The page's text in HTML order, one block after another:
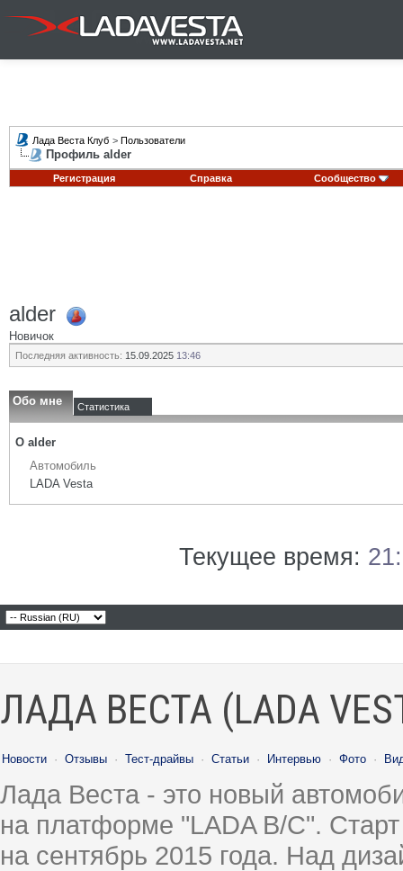
Лада Веста Клуб > Пользователи
Профиль alder
Регистрация Справка Сообщество
alder
Новичок
Последняя активность: 15.09.2025 13:46
Обо мне Статистика
О alder
Автомобиль
LADA Vesta
Текущее время:
ЛАДА ВЕСТА (LADA
Новости · Отзывы · Тест-драйвы · Статьи · Интервью · Фото ·
Лада Веста - это новый
на платформе "LADA B/C".
на сентябрь 2015 года. Над